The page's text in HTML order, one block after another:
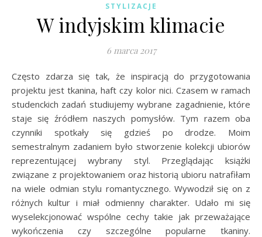
STYLIZACJE
W indyjskim klimacie
6 marca 2017
Często zdarza się tak, że inspiracją do przygotowania
projektu jest tkanina, haft czy kolor nici. Czasem w ramach
studenckich zadań studiujemy wybrane zagadnienie, które
staje się źródłem naszych pomysłów. Tym razem oba
czynniki spotkały się gdzieś po drodze. Moim
semestralnym zadaniem było stworzenie kolekcji ubiorów
reprezentującej wybrany styl. Przeglądając książki
związane z projektowaniem oraz historią ubioru natrafiłam
na wiele odmian stylu romantycznego. Wywodził się on z
różnych kultur i miał odmienny charakter. Udało mi się
wyselekcjonować wspólne cechy takie jak przeważające
wykończenia czy szczególne popularne tkaniny.